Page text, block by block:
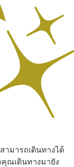
ามารถเดินทางได้
ณเดินทางมายัง